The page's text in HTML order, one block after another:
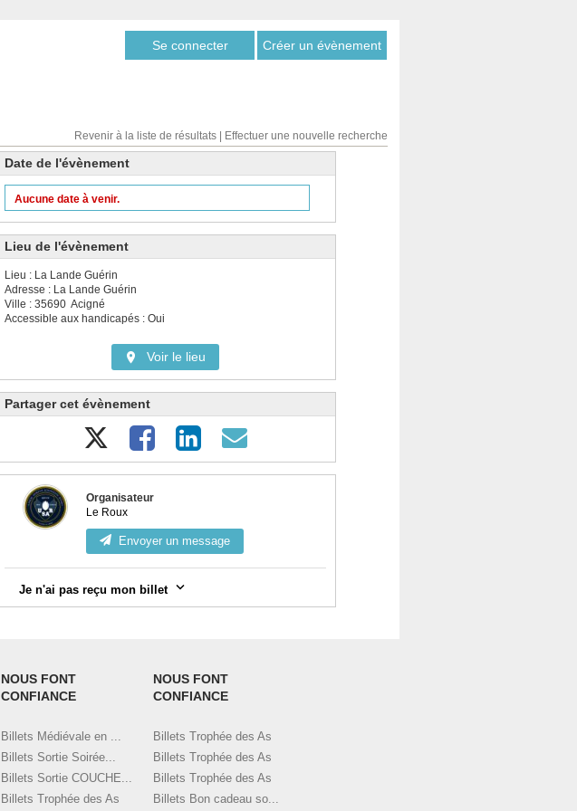
Se connecter Créer un évènement
Revenir à la liste de résultats Effectuer une nouvelle recherche
Date de l'évènement
Aucune date à venir.
Lieu de l'évènement
Lieu : La Lande Guérin
Adresse : La Lande Guérin
Ville : 35690 Acigné
Accessible aux handicapés : Oui
Voir le lieu
Partager cet évènement
Organisateur
Le Roux
Envoyer un message
Je n'ai pas reçu mon billet
Contactez l'organisateur en utilisant le bouton de contact ci-
commande.
NOUS FONT
CONFIANCE
Billets Médiévale en ...
Billets Sortie Soirée...
Billets Sortie COUCHE...
Billets Trophée des As
NOUS FONT
CONFIANCE
Billets Trophée des As
Billets Trophée des As
Billets Trophée des As
Billets Bon cadeau so...